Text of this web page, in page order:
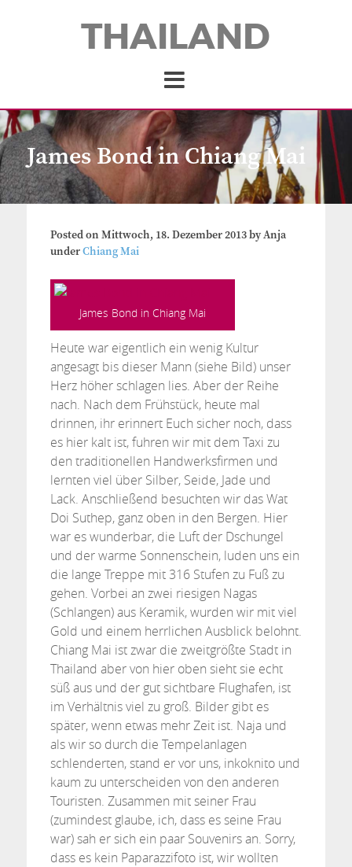
THAILAND
James Bond in Chiang Mai
Posted on Mittwoch, 18. Dezember 2013byAnja
underChiang Mai
James Bond in Chiang Mai
Heute war eigentlich ein wenig Kultur
angesagt bis dieser Mann (siehe Bild) unser
Herz höher schlagen lies. Aber der Reihe
nach. Nach dem Frühstück, heute mal
drinnen, ihr erinnert Euch sicher noch, dass
es hier kalt ist, fuhren wir mit dem Taxi zu
den traditionellen Handwerksfirmen und
lernten viel über Silber, Seide, Jade und
Lack. Anschließend besuchten wir das Wat
Doi Suthep, ganz oben in den Bergen. Hier
war es wunderbar, die Luft der Dschungel
und der warme Sonnenschein, luden uns ein
die lange Treppe mit 316 Stufen zu Fuß zu
gehen. Vorbei an zwei riesigen Nagas
(Schlangen) aus Keramik, wurden wir mit viel
Gold und einem herrlichen Ausblick belohnt.
Chiang Mai ist zwar die zweitgrößte Stadt in
Thailand aber von hier oben sieht sie echt
süß aus und der gut sichtbare Flughafen, ist
im Verhältnis viel zu groß. Bilder gibt es
später, wenn etwas mehr Zeit ist. Naja und
als wir so durch die Tempelanlagen
schlenderten, stand er vor uns, inkoknito und
kaum zu unterscheiden von den anderen
Touristen. Zusammen mit seiner Frau
(zumindest glaube, ich, dass es seine Frau
war) sah er sich ein paar Souvenirs an. Sorry,
dass es kein Paparazzifoto ist, wir wollten